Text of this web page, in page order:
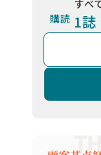
すべ
購読 1誌